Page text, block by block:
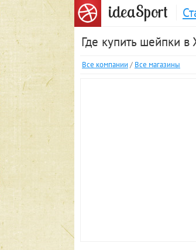
ideaSport
Где купить шейпки в
Все компании / Все магазины